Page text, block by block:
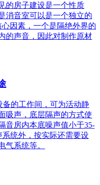
的房子建设是一个性质
消音室可以是一个独立的
因素，一个是隔绝外界的
的声音，因此对制作原材
备的工作间，可为活动静
吸声，底层隔声的方式使
音房内本底噪声值小于35-
统外，按实际还需要设
气系统等。